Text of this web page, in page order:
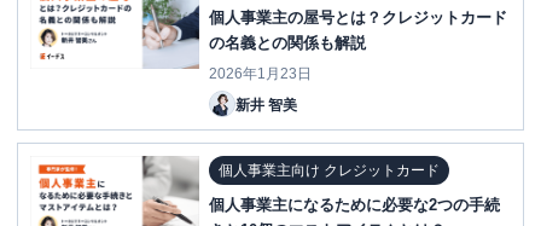
個人事業主の屋号とは？クレジットカード
の名義との関係も解説
2026年1月23日
新井 智美
個人事業主向け クレジットカード
個人事業主になるために必要な2つの手続